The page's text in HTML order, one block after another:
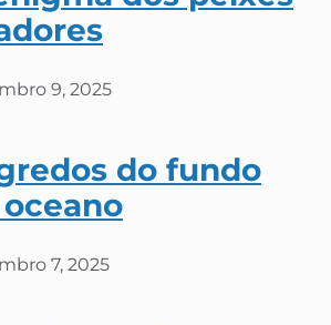
9, 2025
do fundo
7, 2025